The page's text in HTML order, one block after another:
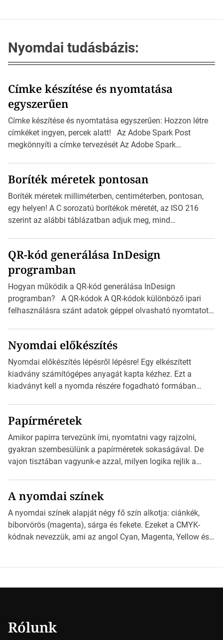
Nyomdai tudásbázis:
Címke készítése és nyomtatása
egyszerűen
Címke készítése és nyomtatása egyszerűen: Hozzon létre
címkéket ingyen, percek alatt! Az Adobe Spark Post
megkönnyíti a címke tervezését Az Adobe Spark
igazán foroghatnak a kreatív fogaskerekek, miközben
zajlik a saját címke készítése. Hogyan készítsünk címkét?
Válasszon méretet és alakot: Válassza ki a kívánt címke
méretét. Akár néhány személyes […]
Boríték méretek pontosan
Boríték méretek milliméterben, centiméterben, pontosan,
egy helyen! A C sorozatú borítékok méretét, az ISO 216
szerint az alábbi táblázatban adjuk meg, mind
az A4-es papírlaphoz viszonyítva. Az amerikai és észak-
amerikai boríték méretére az ISO 216 nem vonatkozik.
Boríték méretének táblázata C0-tól C10-ig […]
QR-kód generálása InDesign
programban
Hogyan működik a QR-kód generálása InDesign
programban? A QR-kódok A QR-kódok különböző ipari
felhasználásra szánt adatok géppel olvasható nyomtatott
telepíthet egy QR-kód-leolvasó alkalmazást, ami leolvasni
és dekódolni képes az URL-információt és átirányítja a
telefon böngészőjét a cég weblapjára. A QR-kód
beolvasása után a felhasználó szöveges üzenetet kaphat,
Nyomdai előkészítés
Nyomdai előkészítés lépésről lépésre! Egy elkészített
kiadvány számítógépes anyagát kapta kézhez. Ezt a
kiadványt kell a nyomda részére fogadható formában
Illustratorban készült vektorgrafika. Minden esetben
konzultáljunk a nyomdával, mielőtt elkezdjük a nyomdai
előkészítést!Nehogy az elkészült munka után derüljön ki,
hogy valamit másképp kellett volna csinálni! […]
Papírméretek
Amikor papírra tervezünk írni, nyomtatni vagy rajzolni,
gyakran szembesülünk a papírméretek sokaságával. De
vajon tisztában vagyunk-e azzal, milyen logika rejlik a
a cikkben a papírméretek izgalmas világába kalauzolunk el
téged, hogy jobban megértsd, milyen szempontok alapján
érdemes választanod a jövőben. Bevezetés a
papírméretek világába A papírméretek […]
A nyomdai színek
A nyomdai színek alapját négy fő szín alkotja: ciánkék,
bíborvörös (magenta), sárga és fekete. Ezeket a CMYK-
kódnak nevezzük, ami az angol Cyan, Magenta, Yellow és
Rólunk